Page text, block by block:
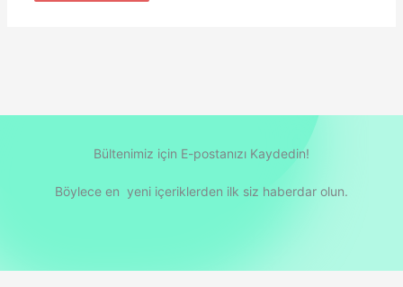
Bültenimiz için E-postanızı Kaydedin!
Böylece en yeni içeriklerden ilk siz haberdar olun.